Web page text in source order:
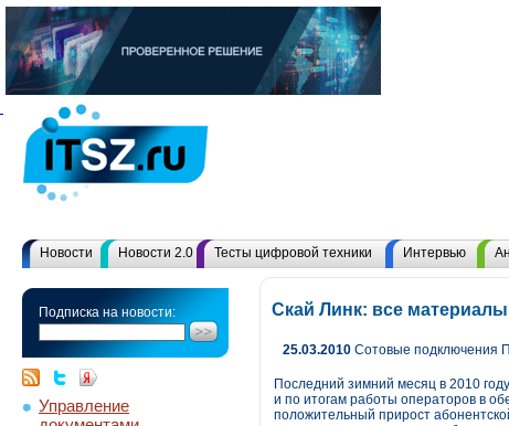
Новости Новости 2.0 Тесты цифровой техники Интервью
Подписка на новости:
Управление
документами
Скай Линк: все
25.03.2010 Сотовые подключения
Последний зимний месяц в 2010
и по итогам работы операторов в
положительный прирост